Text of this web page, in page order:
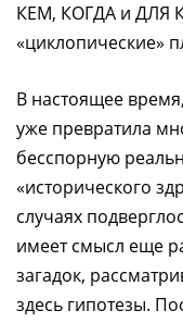
КЕМ, КОГДА и ДЛЯ
«циклопические»
В настоящее
уже превратила
бесспорную
«исторического
случаях
имеет смысл еще
загадок,
здесь гипотезы.